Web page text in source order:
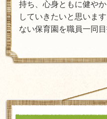
持ち、心身ともに健や
していきたいと思いま
ない保育園を職員一同目